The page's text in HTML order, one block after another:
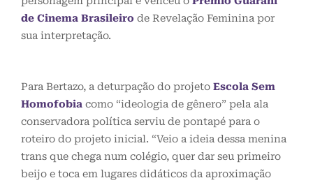
de Cinema Brasileiro de Revelação Feminina por
sua interpretação.
Para Bertazo, a deturpação do projeto Escola Sem
Homofobia como “ideologia de gênero” pela ala
conservadora política serviu de pontapé para o
roteiro do projeto inicial. “Veio a ideia dessa menina
trans que chega num colégio, quer dar seu primeiro
beijo e toca em lugares didáticos da aproximação